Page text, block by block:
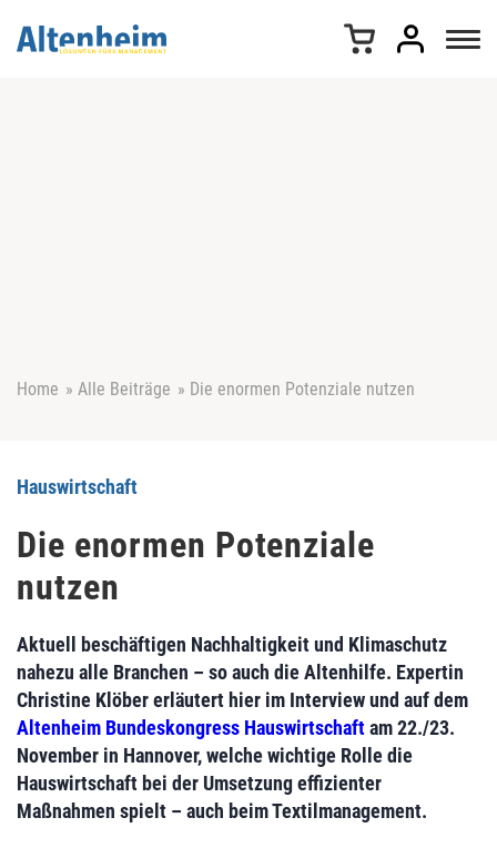
Home » Alle Beiträge » Die enormen Potenziale nutzen
Hauswirtschaft
Die enormen Potenziale
nutzen
Aktuell beschäftigen Nachhaltigkeit und Klimaschutz
nahezu alle Branchen – so auch die Altenhilfe. Expertin
Christine Klöber erläutert hier im Interview und auf dem
Altenheim Bundeskongress Hauswirtschaftam 22./23.
November in Hannover, welche wichtige Rolle die
Hauswirtschaft bei der Umsetzung effizienter
Maßnahmen spielt – auch beim Textilmanagement.